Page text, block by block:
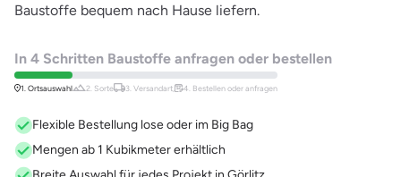
Baustoffe bequem nach Hause liefern.
In 4 Schritten Baustoffe anfragen oder bestellen
1. Ortsauswahl 2. Sorte 3. Versandart, 4. Bestellen oder anfragen
Flexible Bestellung lose oder im Big Bag
Mengen ab 1 Kubikmeter erhältlich